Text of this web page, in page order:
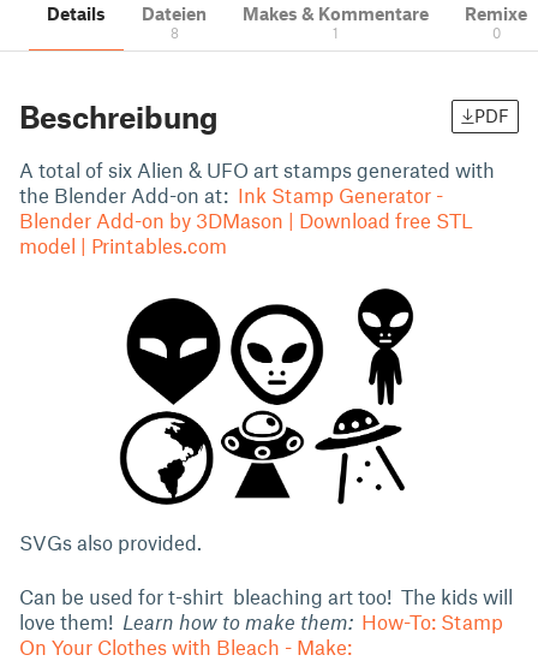
Details Dateien
8
Makes & Kommentare
1
Remixe
0
Beschreibung PDF
A total of six Alien & UFO art stamps generated with
the Blender Add-on at: Ink Stamp Generator -
Blender Add-on by 3DMason | Download free STL
model | Printables.com
SVGs also provided.
Can be used for t-shirt bleaching art too! The kids will
love them! Learn how to make them: How-To: Stamp
On Your Clothes with Bleach - Make: